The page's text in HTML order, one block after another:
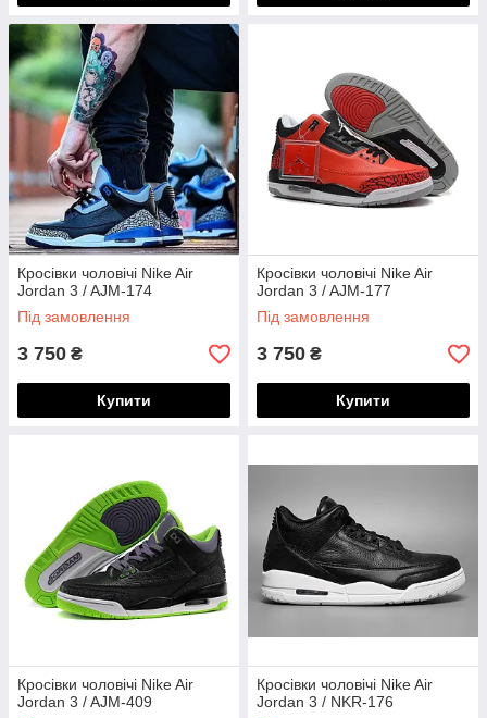
Кросівки чоловічі Nike Air
Jordan 3 / AJM-174
Під замовлення
3 750 ₴
Купити
Кросівки чоловічі Nike Air
Jordan 3 / AJM-177
Під замовлення
3 750 ₴
Купити
Кросівки чоловічі Nike Air
Jordan 3 / AJM-409
Кросівки чоловічі Nike Air
Jordan 3 / NKR-176